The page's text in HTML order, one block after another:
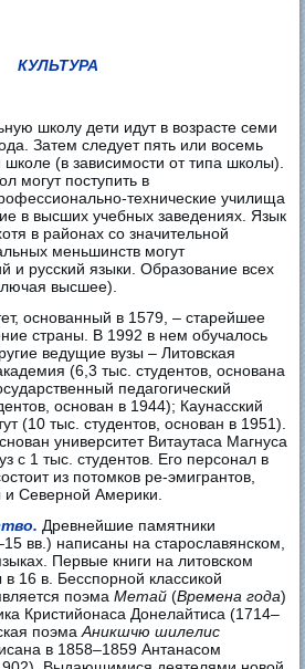
КУЛЬТУРА
школу дети идут в возрасте семи
Затем следует пять или восемь
(в зависимости от типа школы).
могут поступить в
технические училища
в высших учебных заведениях. Язык
в районах со значительной
меньшинств могут
и русский языки. Образование всех
высшее).
основанный в 1579, – старейшее
страны. В 1992 в нем обучалось
ведущие вузы – Литовская
(6,3 тыс. студентов, основана
педагогический
основан в 1944); Каунасский
(10 тыс. студентов, основан в 1951).
университет Витаутаса Магнуса
с 1 тыс. студентов. Его персонал в
из потомков ре-эмигрантов,
Северной Америки.
Древнейшие памятники
вв.) написаны на старославянском,
Первые книги на литовском
16 в. Бесспорной классикой
поэмаМетай (Времена года)
Кристийонаса Донелайтиса (1714–
поэмаАникшчю шилелис
в 1858–1859 Антанасом